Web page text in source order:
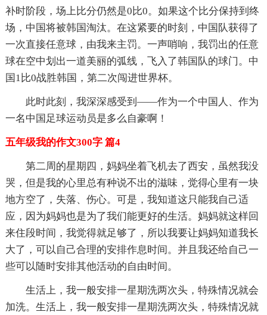
补时阶段，场上比分仍然是0比0。如果这个比分保持到终
场，中国将被韩国淘汰。在这紧要的时刻，中国队获得了
一次直接任意球，由我来主罚。一声哨响，我罚出的任意
球在空中划出一道美丽的弧线，飞入了韩国队的球门。中
国1比0战胜韩国，第二次闯进世界杯。
此时此刻，我深深感受到——作为一个中国人、作为
一名中国足球运动员是多么自豪啊！
五年级我的作文300字 篇4
第二周的星期四，妈妈坐着飞机去了西安，虽然我没
哭，但是我的心里总有种说不出的滋味，觉得心里有一块
地方空了，失落、伤心。可是，我知道这只能我自己适
应，因为妈妈也是为了我们能更好的生活。妈妈就这样回
来住段时间，我觉得就足够了，所以我要让妈妈知道我长
大了，可以自己合理的安排作息时间。并且我还给自己一
些可以随时安排其他活动的自由时间。
生活上，我一般安排一星期洗两次头，特殊情况就会
加洗。生活上，我一般安排一星期洗两次头，特殊情况就